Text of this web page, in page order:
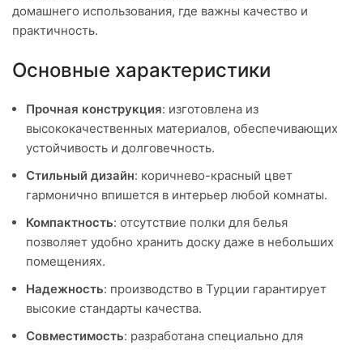
домашнего использования, где важны качество и
практичность.
Основные характеристики
Прочная конструкция: изготовлена из
высококачественных материалов, обеспечивающих
устойчивость и долговечность.
Стильный дизайн: коричнево-красный цвет
гармонично впишется в интерьер любой комнаты.
Компактность: отсутствие полки для белья
позволяет удобно хранить доску даже в небольших
помещениях.
Надежность: производство в Турции гарантирует
высокие стандарты качества.
Совместимость: разработана специально для